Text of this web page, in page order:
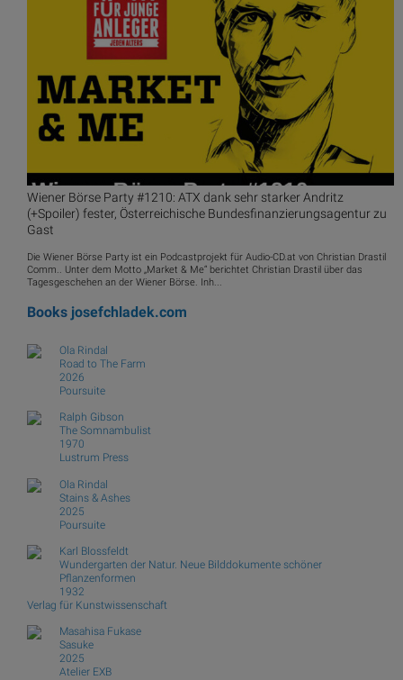
Wiener Börse Party #1210: ATX dank sehr starker Andritz
(+Spoiler) fester, Österreichische Bundesfinanzierungsagentur zu
Gast
Die Wiener Börse Party ist ein Podcastprojekt für Audio-CD.at von Christian Drastil
Comm.. Unter dem Motto „Market & Me“ berichtet Christian Drastil über das
Tagesgeschehen an der Wiener Börse. Inh...
Books josefchladek.com
Ola Rindal
Road to The Farm
2026
Poursuite
Ralph Gibson
The Somnambulist
1970
Lustrum Press
Ola Rindal
Stains & Ashes
2025
Poursuite
Karl Blossfeldt
Wundergarten der Natur. Neue Bilddokumente schöner
Pflanzenformen
1932
Verlag für Kunstwissenschaft
Masahisa Fukase
Sasuke
2025
Atelier EXB